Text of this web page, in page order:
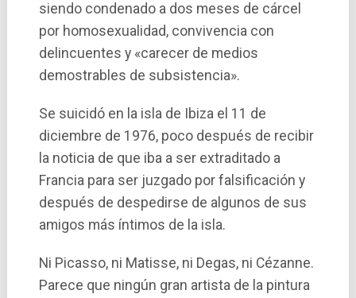
siendo condenado a dos meses de cárcel
por homosexualidad, convivencia con
delincuentes y «carecer de medios
demostrables de subsistencia».
Se suicidó en la isla de Ibiza el 11 de
diciembre de 1976, poco después de recibir
la noticia de que iba a ser extraditado a
Francia para ser juzgado por falsificación y
después de despedirse de algunos de sus
amigos más í­ntimos de la isla.
Ni Picasso, ni Matisse, ni Degas, ni Cézanne.
Parece que ningún gran artista de la pintura